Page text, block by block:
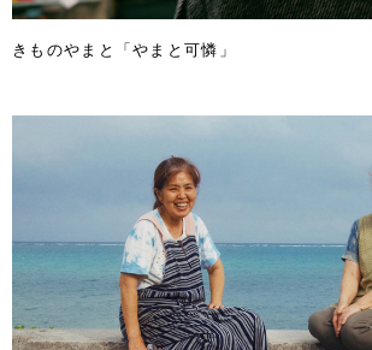
きものやまと「やまと可憐」